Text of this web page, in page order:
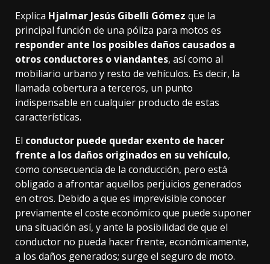
Explica Hjalmar Jesús Gibelli Gómez que la
principal función de una póliza para motos es
responder ante los posibles daños causados a
otros conductores o viandantes, así como al
mobiliario urbano y resto de vehículos. Es decir, la
llamada cobertura a terceros, un punto
indispensable en cualquier producto de estas
características.
El conductor puede quedar exento de hacer
frente a los daños originados en su vehículo,
como consecuencia de la conducción, pero está
obligado a afrontar aquellos perjuicios generados
en otros. Debido a que es imprevisible conocer
previamente el coste económico que puede suponer
una situación así, y ante la posibilidad de que el
conductor no pueda hacer frente, económicamente,
a los daños generados; surge el seguro de moto.